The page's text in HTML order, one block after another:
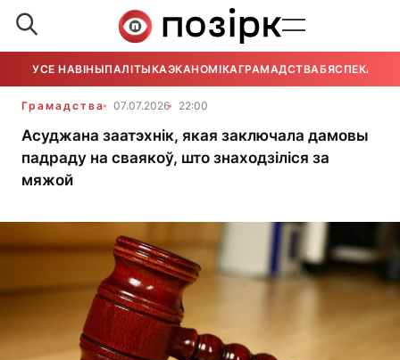
УСЕ НАВІНЫПАЛІТЫКАЭКАНОМІКАГРАМАДСТВАБЯСПЕКА
Грамадства 07.07.2026 22:00
Асуджана заатэхнік, якая заключала дамовы
падраду на сваякоў, што знаходзіліся за
мяжой